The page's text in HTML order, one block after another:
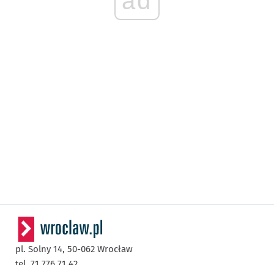
pl. Solny 14, 50-062 Wrocław